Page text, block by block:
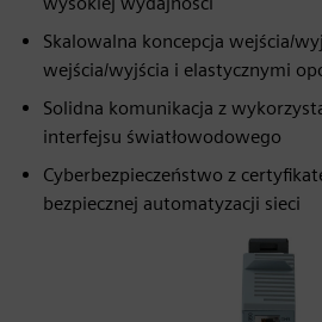
Skalowalna koncepcja wejścia/
wejścia/wyjścia i elastycznymi
Solidna komunikacja z
interfejsu światłowodowego
Cyberbezpieczeństwo z
bezpiecznej automatyzacji sieci